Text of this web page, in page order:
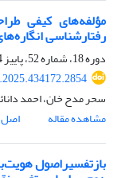
مؤلفه‌های کیفی
رفتارشناسی
دوره 18، شماره 52، پاییز 1404، صفحه
سحر مدح خان، احمد
مشاهده مقاله
اصل
بازتفسیراصول